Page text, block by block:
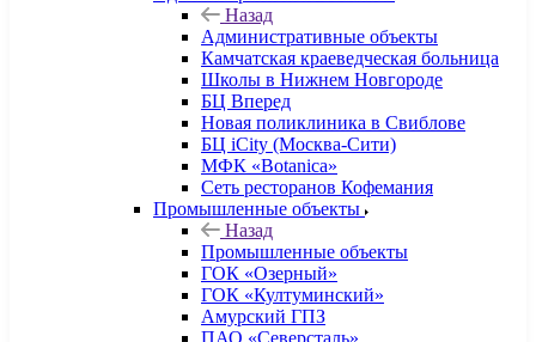
Назад
Административные объекты
Камчатская краеведческая больница
Школы в Нижнем Новгороде
БЦ Вперед
Новая поликлиника в Свиблове
БЦ iCity (Москва-Сити)
МФК «Botanica»
Сеть ресторанов Кофемания
Промышленные объекты
Назад
Промышленные объекты
ГОК «Озерный»
ГОК «Култуминский»
Амурский ГПЗ
ПАО «Северсталь»